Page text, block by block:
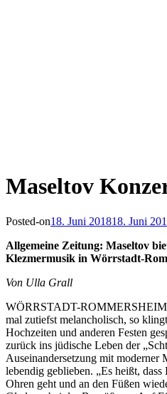
Maseltov
Posted-on18. Juni 201818. Juni
Allgemeine Zeitung: Maseltov
Klezmermusik in Wörrstadt-
Von Ulla Grall
WÖRRSTADT-ROMMERSHEIM
mal zutiefst melancholisch, so
Hochzeiten und anderen Festen
zurück ins jüdische Leben der
Auseinandersetzung mit moderner
lebendig geblieben. „Es heißt,
Ohren geht und an den Füßen